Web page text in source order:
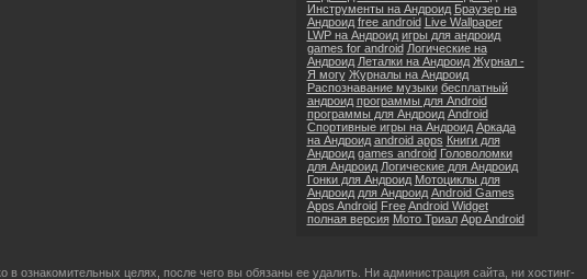
Инструменты на Андроид Браузер на
Андроид free android Live Wallpaper
LWP на Андроид игры для андроид
games for android Логические на
Андроид Леталки на Андроид Журнал -
Я могу Журналы на Андроид
Распознавание музыки бесплатный
андроид программы для Android
программы для Андроид Android
Спортивные игры на Андроид Аркада
на Андроид android apps Книги для
Андроид games android Головоломки
для Андроид Логические для Андроид
Гонки для Андроид Мотоциклы для
Андроид для Андроид Android Games
Apps Android Free Android Widget
полная версия Мото Триал App Android
целях, после чего вы обязаны ее удалить. Ни администрация сайта, ни хостинг-